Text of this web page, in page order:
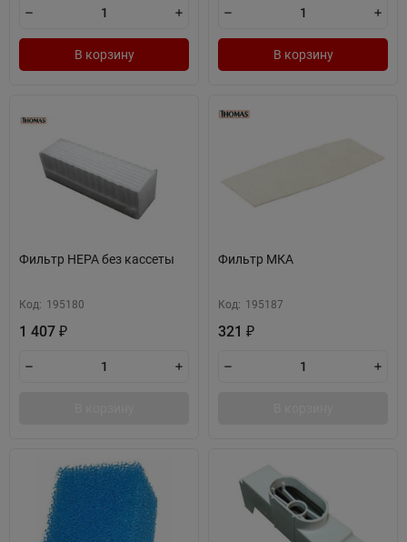
В корзину В корзину
Фильтр HEPA без кассеты
Код: 195180
1 407 ₽
Фильтр МКА
Код: 195187
321 ₽